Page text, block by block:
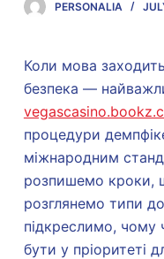
n
PERSONALIA
Коли мова
безпека —
процедури
міжнародним
розпишемо кроки,
розглянемо типи
підкреслимо, чому
бути у пріоритеті